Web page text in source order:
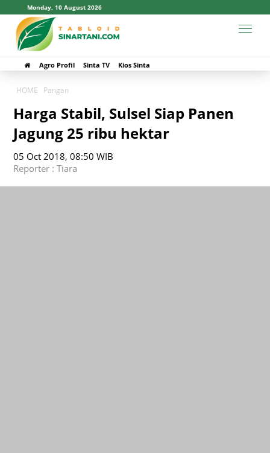
Monday, 10 August 2026
Agro Profil Sinta TV Kios Sinta
HOME Pangan
Harga Stabil, Sulsel Siap Panen
Jagung 25 ribu hektar
05 Oct 2018, 08:50 WIB
Reporter : Tiara